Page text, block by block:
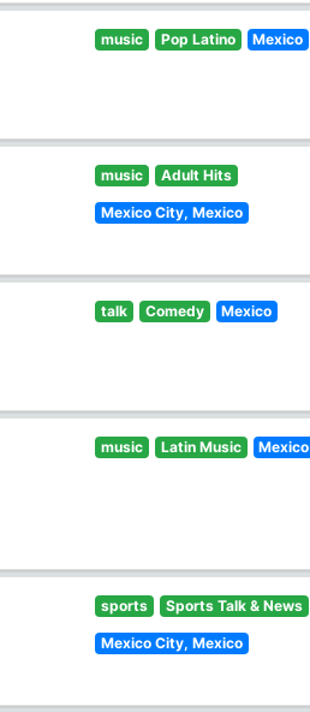
music Pop Latino Mexico
music Adult Hits
Mexico City, Mexico
talk Comedy Mexico
music Latin Music Mexico
sports Sports Talk & News
Mexico City, Mexico